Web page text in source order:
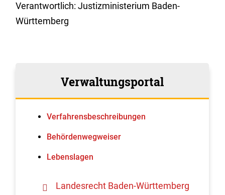
Verantwortlich: Justizministerium Baden-
Württemberg
Verwaltungsportal
Verfahrens­beschreibungen
Behördenwegweiser
Lebenslagen
Landesrecht Baden-Württemberg